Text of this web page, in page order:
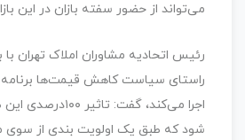
می‌تواند از حضور سفته بازان در این
رئیس اتحادیه مشاوران املاک تهران با
راستای سیاست کاهش قیمت‌ها برنامه
اجرا می‌کند، گفت:
شود که طبق یک اولویت بندی از